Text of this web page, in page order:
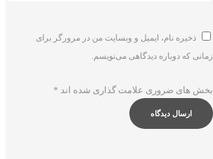
ذخیره نام، ایمیل و وبسایت من در مرورگر برای
زمانی که دوباره دیدگاهی می‌نویسم.
بخش های ضروری علامت گذاری شده اند *